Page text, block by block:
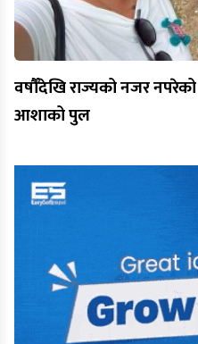
वर्षौँदेखि राज्यको नजर
आशाको पुल